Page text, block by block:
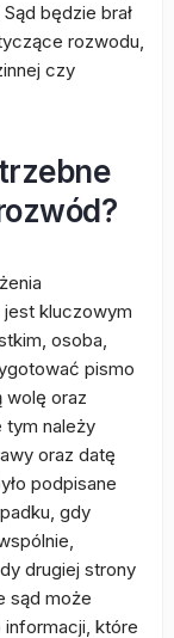
będzie brał
rozwodu,
czy
kluczowym
osoba,
pismo
wolę oraz
tym należy
oraz datę
podpisane
gdy
drugiej strony
sąd może
które